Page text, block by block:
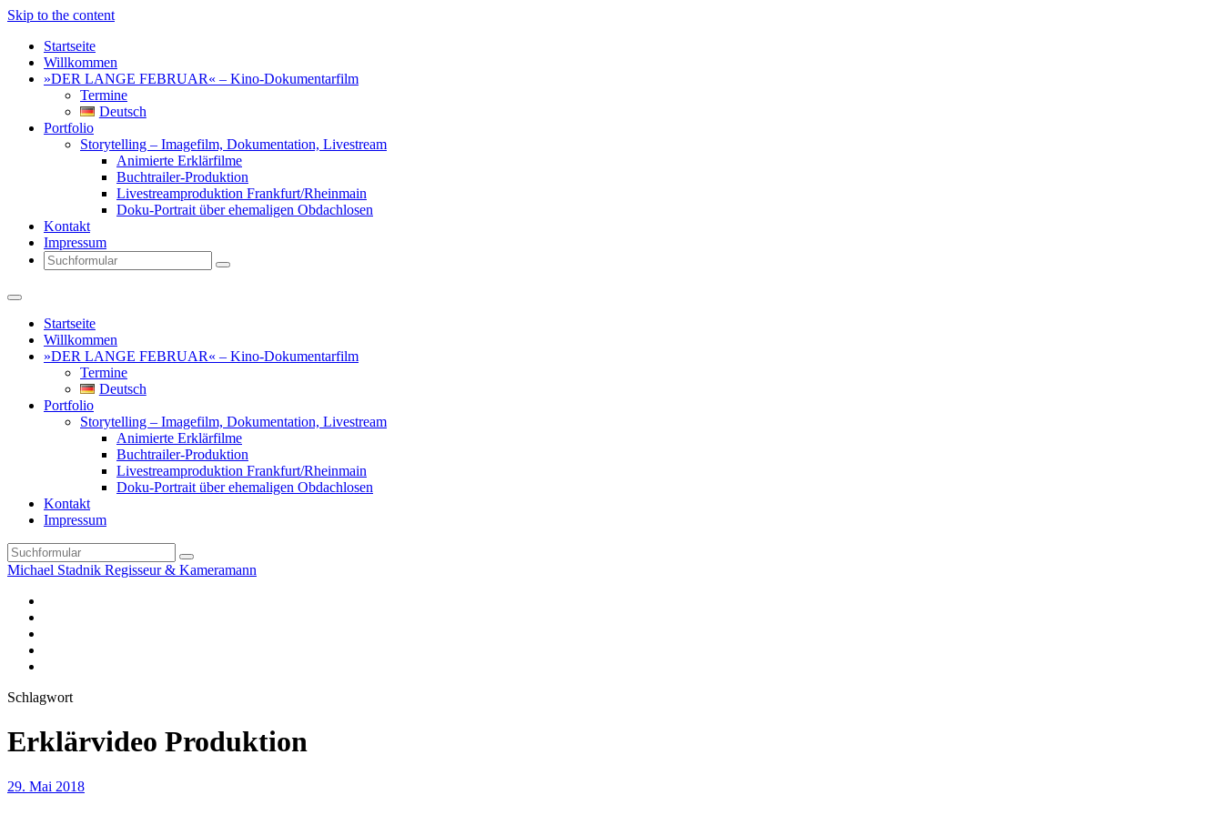
Skip to the content
Startseite
Willkommen
»DER LANGE FEBRUAR« – Kino-Dokumentarfilm
Termine
Deutsch
Portfolio
Storytelling – Imagefilm, Dokumentation, Livestream
Animierte Erklärfilme
Buchtrailer-Produktion
Livestreamproduktion Frankfurt/Rheinmain
Doku-Portrait über ehemaligen Obdachlosen
Kontakt
Impressum
Search
Startseite
Willkommen
»DER LANGE FEBRUAR« – Kino-Dokumentarfilm
Termine
Deutsch
Portfolio
Storytelling – Imagefilm, Dokumentation, Livestream
Animierte Erklärfilme
Buchtrailer-Produktion
Livestreamproduktion Frankfurt/Rheinmain
Doku-Portrait über ehemaligen Obdachlosen
Kontakt
Impressum
Search
Michael Stadnik Regisseur & Kameramann
Schlagwort
Erklärvideo Produktion
29. Mai 2018